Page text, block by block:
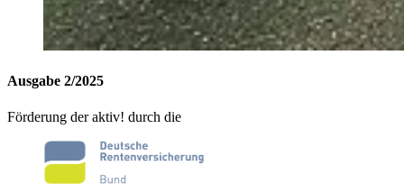
Ausgabe 2/2025
Förderung der aktiv! durch die